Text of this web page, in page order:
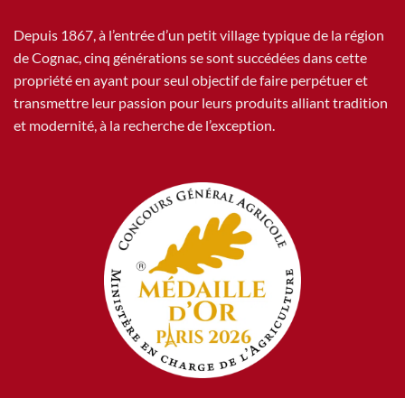
Depuis 1867, à l’entrée d’un petit village typique de la région
de Cognac, cinq générations se sont succédées dans cette
propriété en ayant pour seul objectif de faire perpétuer et
transmettre leur passion pour leurs produits alliant tradition
et modernité, à la recherche de l’exception.